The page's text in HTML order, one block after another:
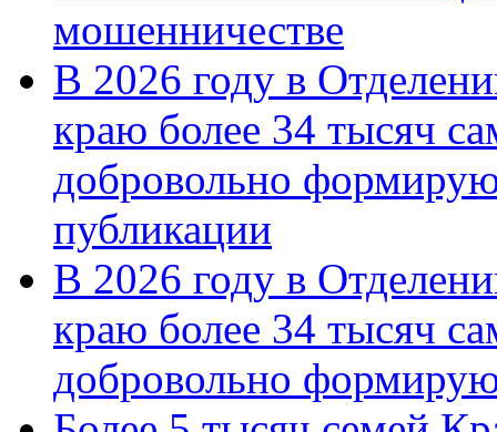
мошенничестве
В 2026 году в
краю более 34 тысяч
добровольно
публикации
В 2026 году в
краю более 34 тысяч
добровольно